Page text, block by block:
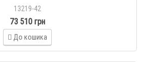
13219-42
73 510 грн
До кошика